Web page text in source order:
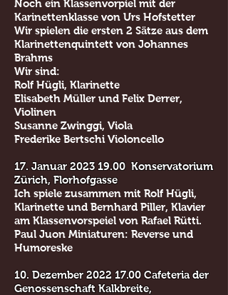
Noch ein Klassenvorpiel mit der
Karinettenklasse von Urs Hofstetter
Wir spielen die ersten 2 Sätze aus dem
Klarinettenquintett von Johannes
Brahms
Wir sind:
Rolf Hügli, Klarinette
Elisabeth Müller und Felix Derrer,
Violinen
Susanne Zwinggi, Viola
Frederike Bertschi Violoncello
17. Januar 2023 19.00 Konservatorium
Zürich, Florhofgasse
Ich spiele zusammen mit Rolf Hügli,
Klarinette und Bernhard Piller, Klavier
am Klassenvorspeiel von Rafael Rütti.
Paul Juon Miniaturen: Reverse und
Humoreske
10. Dezember 2022 17.00 Cafeteria der
Genossenschaft Kalkbreite,